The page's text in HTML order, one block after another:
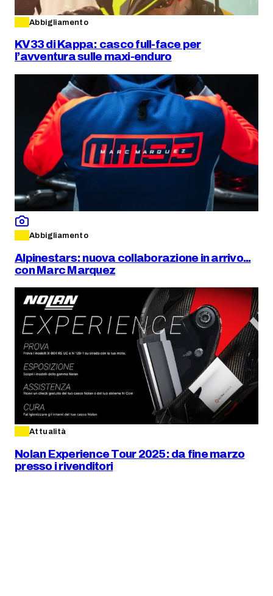
Abbigliamento
KV33 di Kappa: casco full-face per
l’avventura sulle maxi-enduro
Abbigliamento
Alpinestars: nuova collaborazione in arrivo...
con Marc Marquez
Attualità
Nolan Experience Tour 2025: da fine marzo
presso i rivenditori